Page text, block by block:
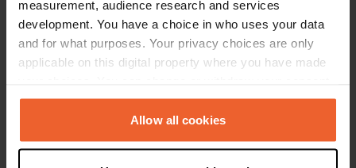
measurement, audience research and services
development. You have a choice in who uses your data
and for what purposes. Your privacy choices are only
applicable on this digital property where you have made
any time from the Cookie Declaration or by clicking on
the Privacy trigger icon.Allow all cookies
Contact
D611
Villesèque-des-Corbières, France
Copie
Coordonnées